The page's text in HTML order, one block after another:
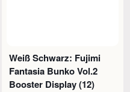
Weiß Schwarz: Fujimi
Fantasia Bunko Vol.2
Booster Display (12)